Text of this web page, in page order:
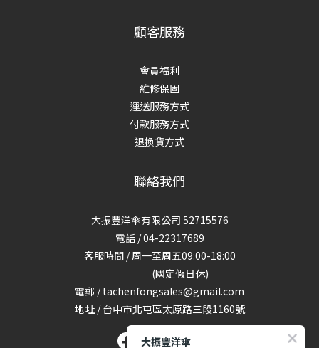
顧客服務
會員福利
維修保固
運送服務方式
付款服務方式
退換貨方式
聯絡我們
大振豐洋傘有限公司 52715576
電話 / 04-22317689
客服時間 / 周一至周五09:00-18:00
(國定假日休)
電郵 / tachenfongsales@gmail.com
地址 / 台中市北屯區太原路三段1160號
大振豐洋傘